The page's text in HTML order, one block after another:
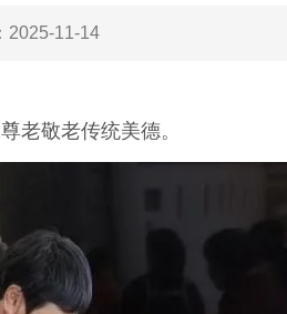
2025-11-14
老敬老传统美德。